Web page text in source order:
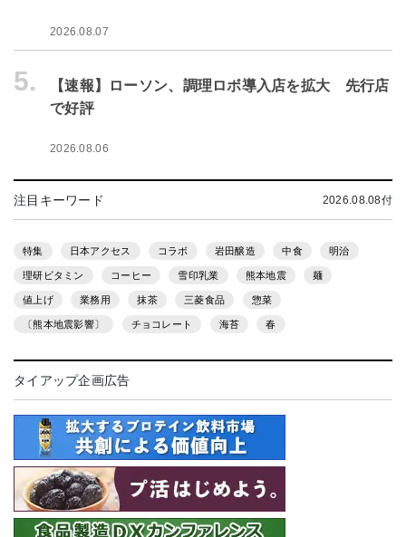
2026.08.07
5.
【速報】ローソン、調理ロボ導入店を拡大 先行店
で好評
2026.08.06
注目キーワード 2026.08.08付
特集 日本アクセス コラボ 岩田醸造 中食 明治
理研ビタミン コーヒー 雪印乳業 熊本地震 麺
値上げ 業務用 抹茶 三菱食品 惣菜
〔熊本地震影響〕 チョコレート 海苔 春
タイアップ企画広告